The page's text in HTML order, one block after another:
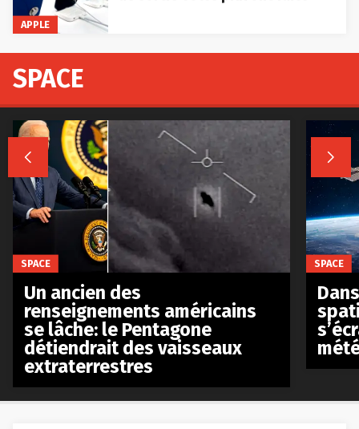
APPLE
SPACE
 
SPACE
Un ancien des
renseignements américains
se lâche: le Pentagone
détiendrait des vaisseaux
extraterrestres
SPACE